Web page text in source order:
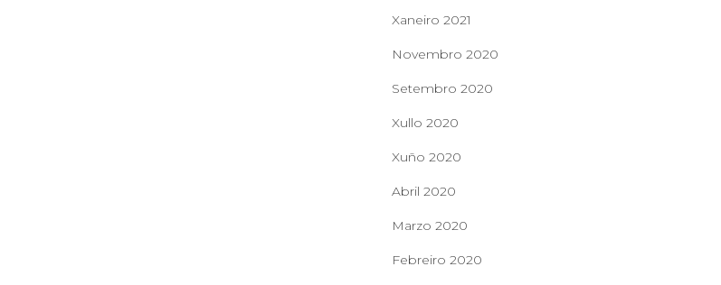
Xaneiro 2021
Novembro 2020
Setembro 2020
Xullo 2020
Xuño 2020
Abril 2020
Marzo 2020
Febreiro 2020